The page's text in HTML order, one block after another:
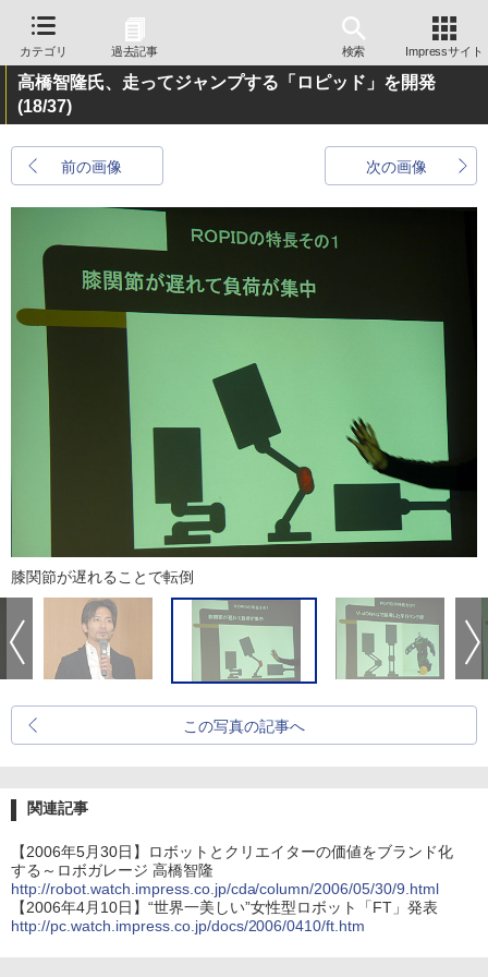
カテゴリ 過去記事 検索 Impressサイト
高橋智隆氏、走ってジャンプする「ロピッド」を開発
(18/37)
前の画像 次の画像
膝関節が遅れることで転倒
この写真の記事へ
関連記事
【2006年5月30日】ロボットとクリエイターの価値をブランド化
する～ロボガレージ 高橋智隆
http://robot.watch.impress.co.jp/cda/column/2006/05/30/9.html
【2006年4月10日】“世界一美しい”女性型ロボット「FT」発表
http://pc.watch.impress.co.jp/docs/2006/0410/ft.htm